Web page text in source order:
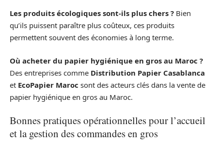
Les produits écologiques sont-ils plus chers ? Bien
qu’ils puissent paraître plus coûteux, ces produits
permettent souvent des économies à long terme.
Où acheter du papier hygiénique en gros au Maroc ?
Des entreprises comme Distribution Papier Casablanca
et EcoPapier Maroc sont des acteurs clés dans la vente de
papier hygiénique en gros au Maroc.
Bonnes pratiques opérationnelles pour l’accueil
et la gestion des commandes en gros